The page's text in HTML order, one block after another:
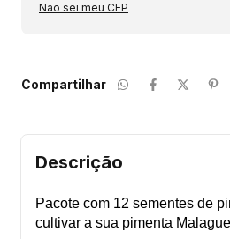
Não sei meu CEP
Compartilhar
Descrição
Pacote com 12 sementes de
cultivar a sua pimenta